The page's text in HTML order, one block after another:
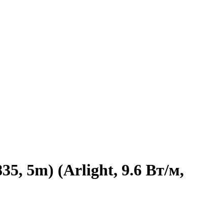
5m) (Arlight, 9.6 Вт/м,